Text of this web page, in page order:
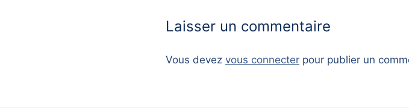
Laisser un commentaire
Vous devez vous connecter pour publier un